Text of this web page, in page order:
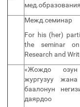
Межд.семинар
For his (her)
the seminar
Research and
«Жождо
жургузуу
баалонун
даярдоо